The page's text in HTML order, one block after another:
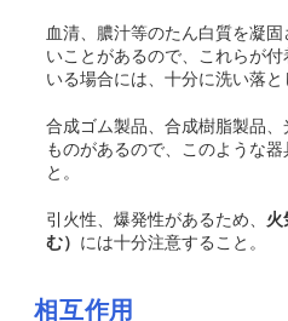
血清、膿汁等のたん白質を凝
いことがあるので、これらが
いる場合には、十分に洗い落と
合成ゴム製品、合成樹脂製品
ものがあるので、このような
と。
引火性、爆発性があるため、 火
む） には十分注意すること。
相互作用